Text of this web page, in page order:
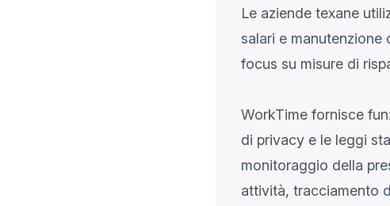
Le aziende texane
salari e
focus su misure di
WorkTime fornisce
di privacy e le leggi
monitoraggio della
attività, tracciamento